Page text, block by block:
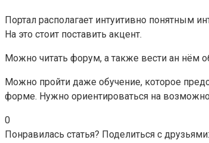
Портал располагает интуитивно понятным
На это стоит поставить акцент.
Можно читать форум, а также вести ан нём
Можно пройти даже обучение, которое
форме. Нужно ориентироваться на
0
Понравилась статья? Поделиться с друзьями: